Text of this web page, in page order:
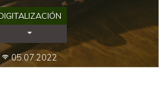
Desplegar Categorías
wifi 05.07.2022